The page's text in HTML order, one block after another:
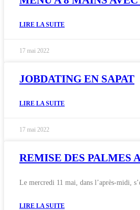
LIRE LA SUITE
17 mai 2022
JOBDATING EN SAPAT
LIRE LA SUITE
17 mai 2022
REMISE DES PALMES
Le mercredi 11 mai, dans l’après-midi,
LIRE LA SUITE